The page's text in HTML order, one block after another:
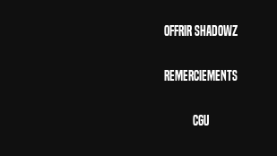
Offrir Shadowz
Remerciements
CGU